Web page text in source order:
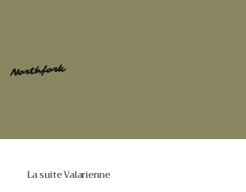
Northfork
La suite Valarienne